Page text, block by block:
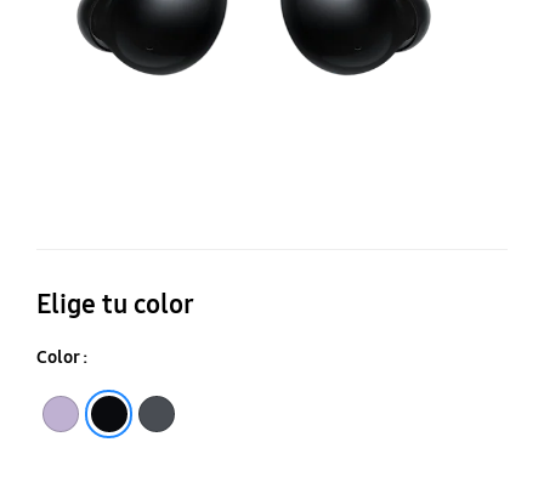
Elige tu color
Color :